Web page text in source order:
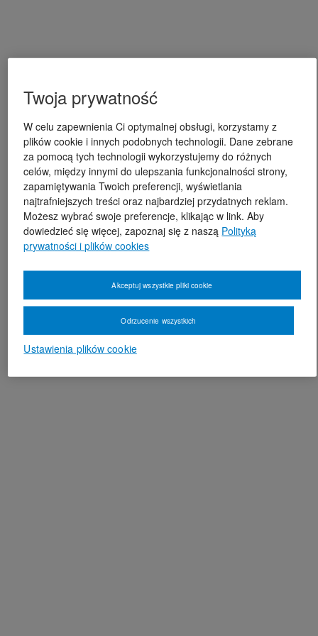
Twoja prywatność
W celu zapewnienia Ci optymalnej obsługi, korzystamy z
plików cookie i innych podobnych technologii. Dane zebrane
za pomocą tych technologii wykorzystujemy do różnych
celów, między innymi do ulepszania funkcjonalności strony,
zapamiętywania Twoich preferencji, wyświetlania
najtrafniejszych treści oraz najbardziej przydatnych reklam.
Możesz wybrać swoje preferencje, klikając w link. Aby
dowiedzieć się więcej, zapoznaj się z naszą Polityką
prywatności i plików cookies
Ustawienia plików cookie
Odrzucenie wszystkich
Akceptuj wszystkie pliki cookie